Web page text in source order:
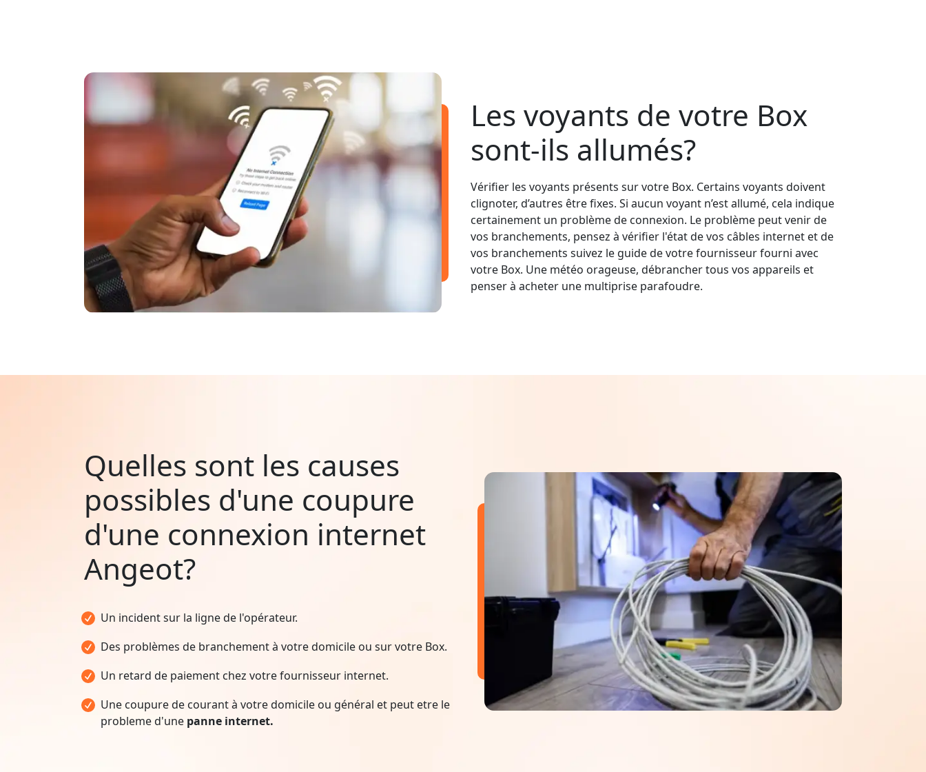
Les voyants de votre Box
sont-ils allumés?
Vérifier les voyants présents sur votre Box. Certains voyants doivent
clignoter, d’autres être fixes. Si aucun voyant n’est allumé, cela indique
certainement un problème de connexion. Le problème peut venir de
vos branchements, pensez à vérifier l'état de vos câbles internet et de
vos branchements suivez le guide de votre fournisseur fourni avec
votre Box. Une météo orageuse, débrancher tous vos appareils et
penser à acheter une multiprise parafoudre.
Quelles sont les causes
possibles d'une coupure
d'une connexion internet
Angeot?
Un incident sur la ligne de l'opérateur.
Des problèmes de branchement à votre domicile ou sur votre Box.
Un retard de paiement chez votre fournisseur internet.
Une coupure de courant à votre domicile ou général et peut etre le
probleme d'une panne internet.